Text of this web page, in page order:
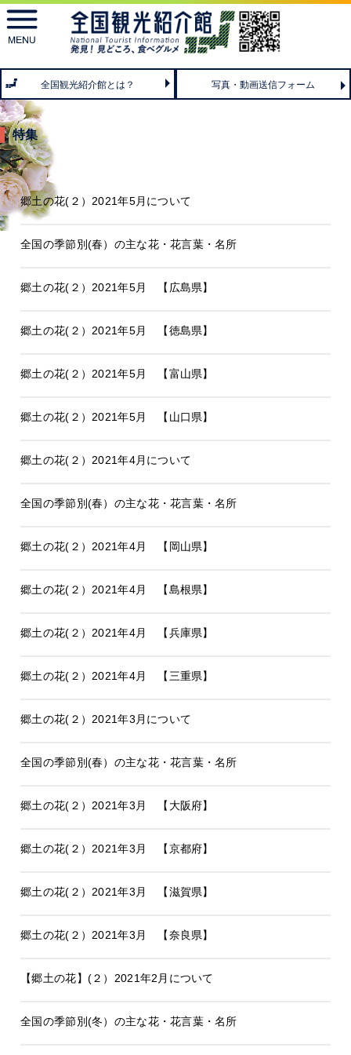
toggle
navigation
全国観光紹介館とは？ 写真・動画送信フォーム
特集
郷土の花(２）2021年5月について
全国の季節別(春）の主な花・花言葉・名所
郷土の花(２）2021年5月 【広島県】
郷土の花(２）2021年5月 【徳島県】
郷土の花(２）2021年5月 【富山県】
郷土の花(２）2021年5月 【山口県】
郷土の花(２）2021年4月について
全国の季節別(春）の主な花・花言葉・名所
郷土の花(２）2021年4月 【岡山県】
郷土の花(２）2021年4月 【島根県】
郷土の花(２）2021年4月 【兵庫県】
郷土の花(２）2021年4月 【三重県】
郷土の花(２）2021年3月について
全国の季節別(春）の主な花・花言葉・名所
郷土の花(２）2021年3月 【大阪府】
郷土の花(２）2021年3月 【京都府】
郷土の花(２）2021年3月 【滋賀県】
郷土の花(２）2021年3月 【奈良県】
【郷土の花】(２）2021年2月について
全国の季節別(冬）の主な花・花言葉・名所